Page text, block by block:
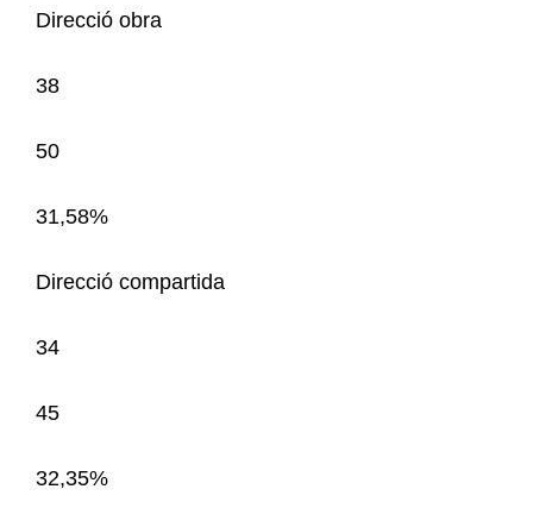
Direcció obra
38
50
31,58%
Direcció compartida
34
45
32,35%